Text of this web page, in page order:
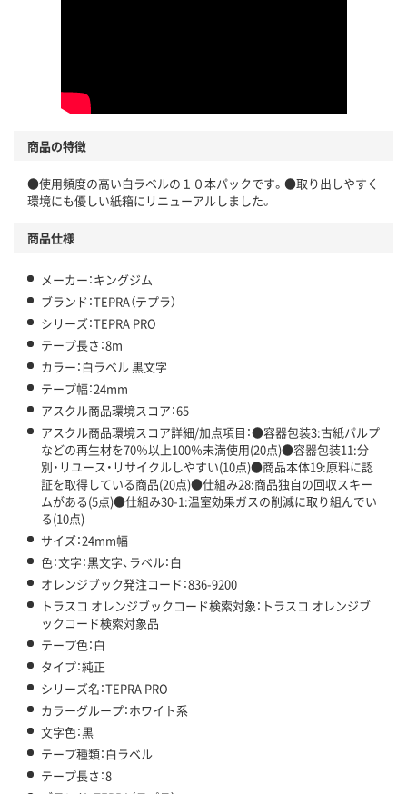
商品の特徴
●使用頻度の高い白ラベルの１０本パックです。●取り出しやすく
環境にも優しい紙箱にリニューアルしました。
商品仕様
メーカー：キングジム
ブランド：TEPRA（テプラ）
シリーズ：TEPRA PRO
テープ長さ：8m
カラー：白ラベル 黒文字
テープ幅：24mm
アスクル商品環境スコア：65
アスクル商品環境スコア詳細/加点項目：●容器包装3:古紙パルプ
などの再生材を70％以上100％未満使用(20点)●容器包装11:分
別・リユース・リサイクルしやすい(10点)●商品本体19:原料に認
証を取得している商品(20点)●仕組み28:商品独自の回収スキー
ムがある(5点)●仕組み30-1:温室効果ガスの削減に取り組んでい
る(10点)
サイズ：24mm幅
色：文字：黒文字、ラベル：白
オレンジブック発注コード：836-9200
トラスコ オレンジブックコード検索対象：トラスコ オレンジブ
ックコード検索対象品
テープ色：白
タイプ：純正
シリーズ名：TEPRA PRO
カラーグループ：ホワイト系
文字色：黒
テープ種類：白ラベル
テープ長さ：8